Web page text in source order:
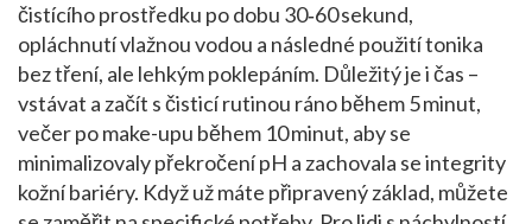
čistícího prostředku po dobu 30‑60 sekund,
opláchnutí vlažnou vodou a následné použití tonika
bez tření, ale lehkým poklepáním. Důležitý je i čas –
vstávat a začít s čisticí rutinou ráno během 5 minut,
večer po make-upu během 10 minut, aby se
minimalizovaly překročení pH a zachovala se integrity
kožní bariéry. Když už máte připravený základ, můžete